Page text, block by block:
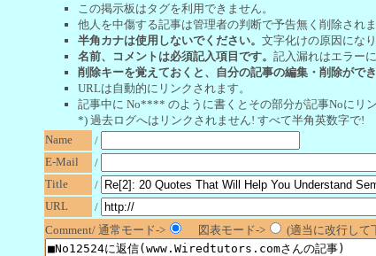
この掲示板はタグを利用できません。
他人を中傷する記事は管理者の判断で予告無く削除されま
半角カナは使用しないでください。 文字化けの原因になり
名前、コメントは必須記入項目です。 記入漏れはエラーに
削除キーを覚えておくと、自分の記事の編集・削除ができ
URLは自動的にリンクされます。
記事中に No**** のように書くとその部分が記事Noにリ
*) 過去ログへはリンクされません! すべて半角英数字で!
Name
/
E-Mail
/
Title
/
URL
/
Comment/ 通常モード->
図表モード-> (適当に改行して